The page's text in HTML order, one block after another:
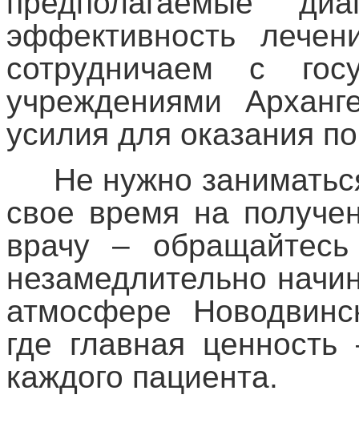
эффективность
сотрудничаем с
учреждениями
усилия для оказания
Не нужно
свое время на
врачу –
незамедлительно
атмосфере
где главная
каждого пациента.